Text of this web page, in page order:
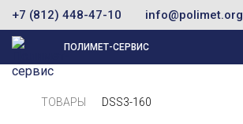
+7 (812) 448-47-10 info@polimet.org
ПОЛИМЕТ-СЕРВИС
ТОВАРЫ DSS3-160